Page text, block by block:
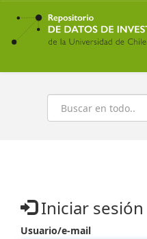
Ir
contenido
principal
Buscar
Iniciar sesión
Usuario/e-mail